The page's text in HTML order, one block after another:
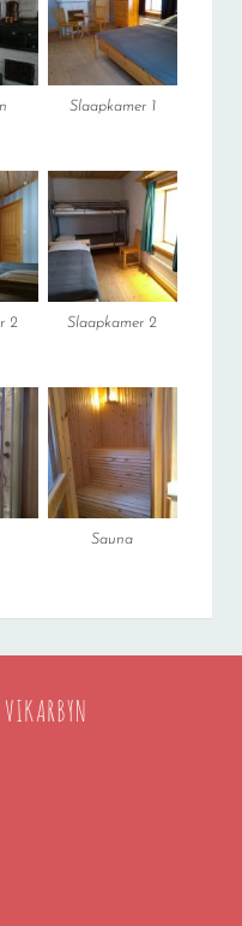
Slaapkamer 1
2 Slaapkamer 2
Sauna